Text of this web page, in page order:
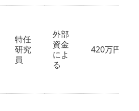
特任
研究
員
外部
資金
によ
る
420万円